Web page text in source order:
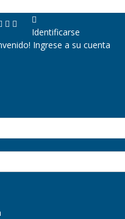
Identificarse
Ingrese a su cuenta